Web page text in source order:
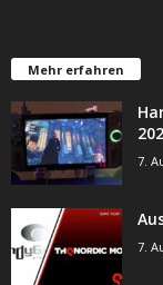
Mehr erfahren
7.
7.